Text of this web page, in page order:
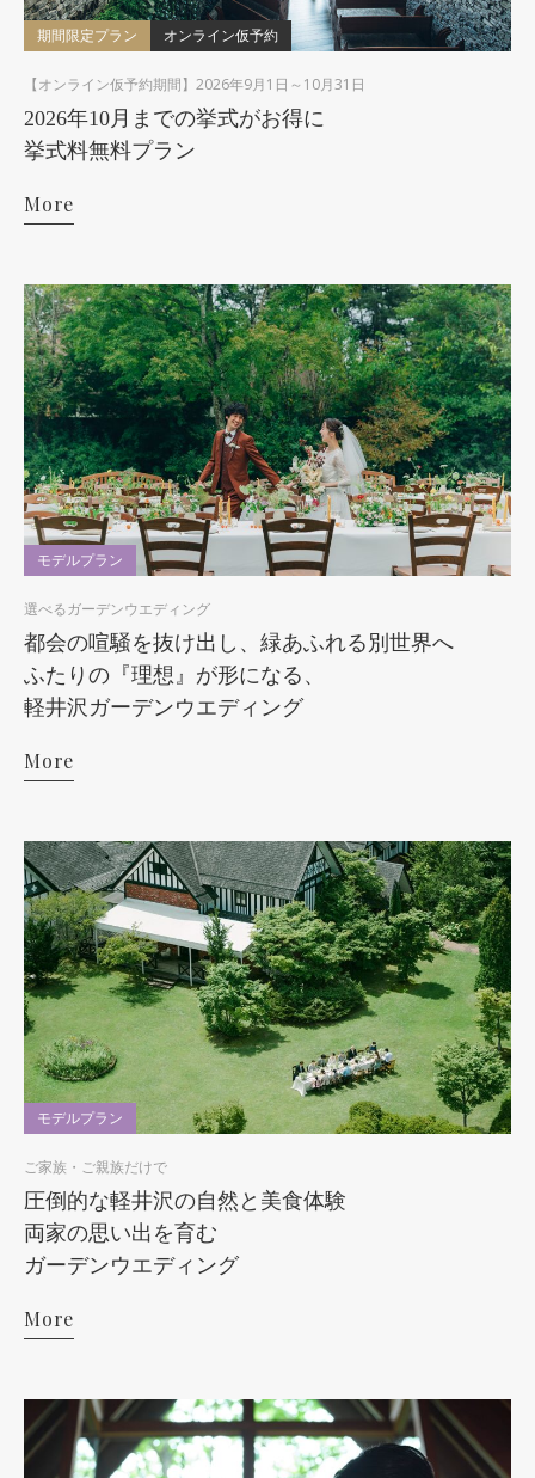
期間限定プラン オンライン仮予約
【オンライン仮予約期間】2026年9月1日～10月31日
2026年10月までの挙式がお得に
挙式料無料プラン
More
モデルプラン
選べるガーデンウエディング
都会の喧騒を抜け出し、緑あふれる別世界へ
ふたりの『理想』が形になる、
軽井沢ガーデンウエディング
More
モデルプラン
ご家族・ご親族だけで
圧倒的な軽井沢の自然と美食体験
両家の思い出を育む
ガーデンウエディング
More